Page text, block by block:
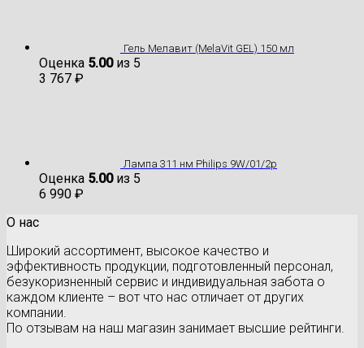
Гель Мелавит (MelaVit GEL) 150 мл
Оценка 5.00из 5
3 767 ₽
Лампа 311 нм Philips 9W/01/2p
Оценка 5.00из 5
6 990 ₽
О нас
Широкий ассортимент, высокое качество и
эффективность продукции, подготовленный персонал,
безукоризненный сервис и индивидуальная забота о
каждом клиенте – вот что нас отличает от других
компании.
По отзывам на наш магазин занимает высшие рейтинги.